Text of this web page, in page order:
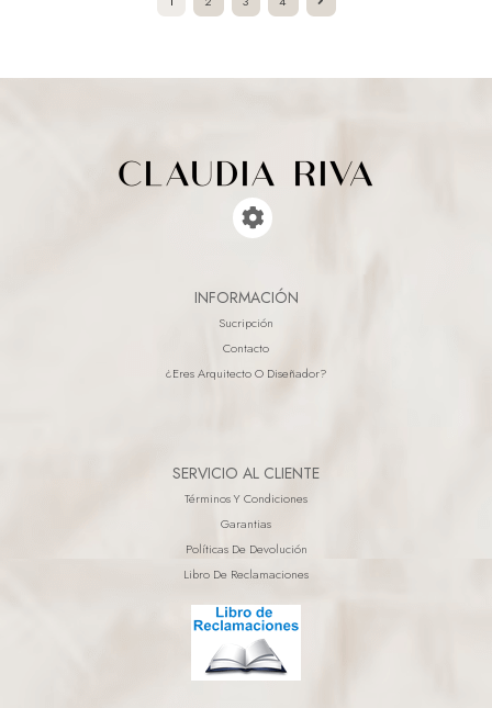
INFORMACIÓN
Sucripción
Contacto
¿eres Arquitecto O Diseñador?
SERVICIO AL CLIENTE
Términos Y Condiciones
Garantias
Políticas De Devolución
Libro De Reclamaciones